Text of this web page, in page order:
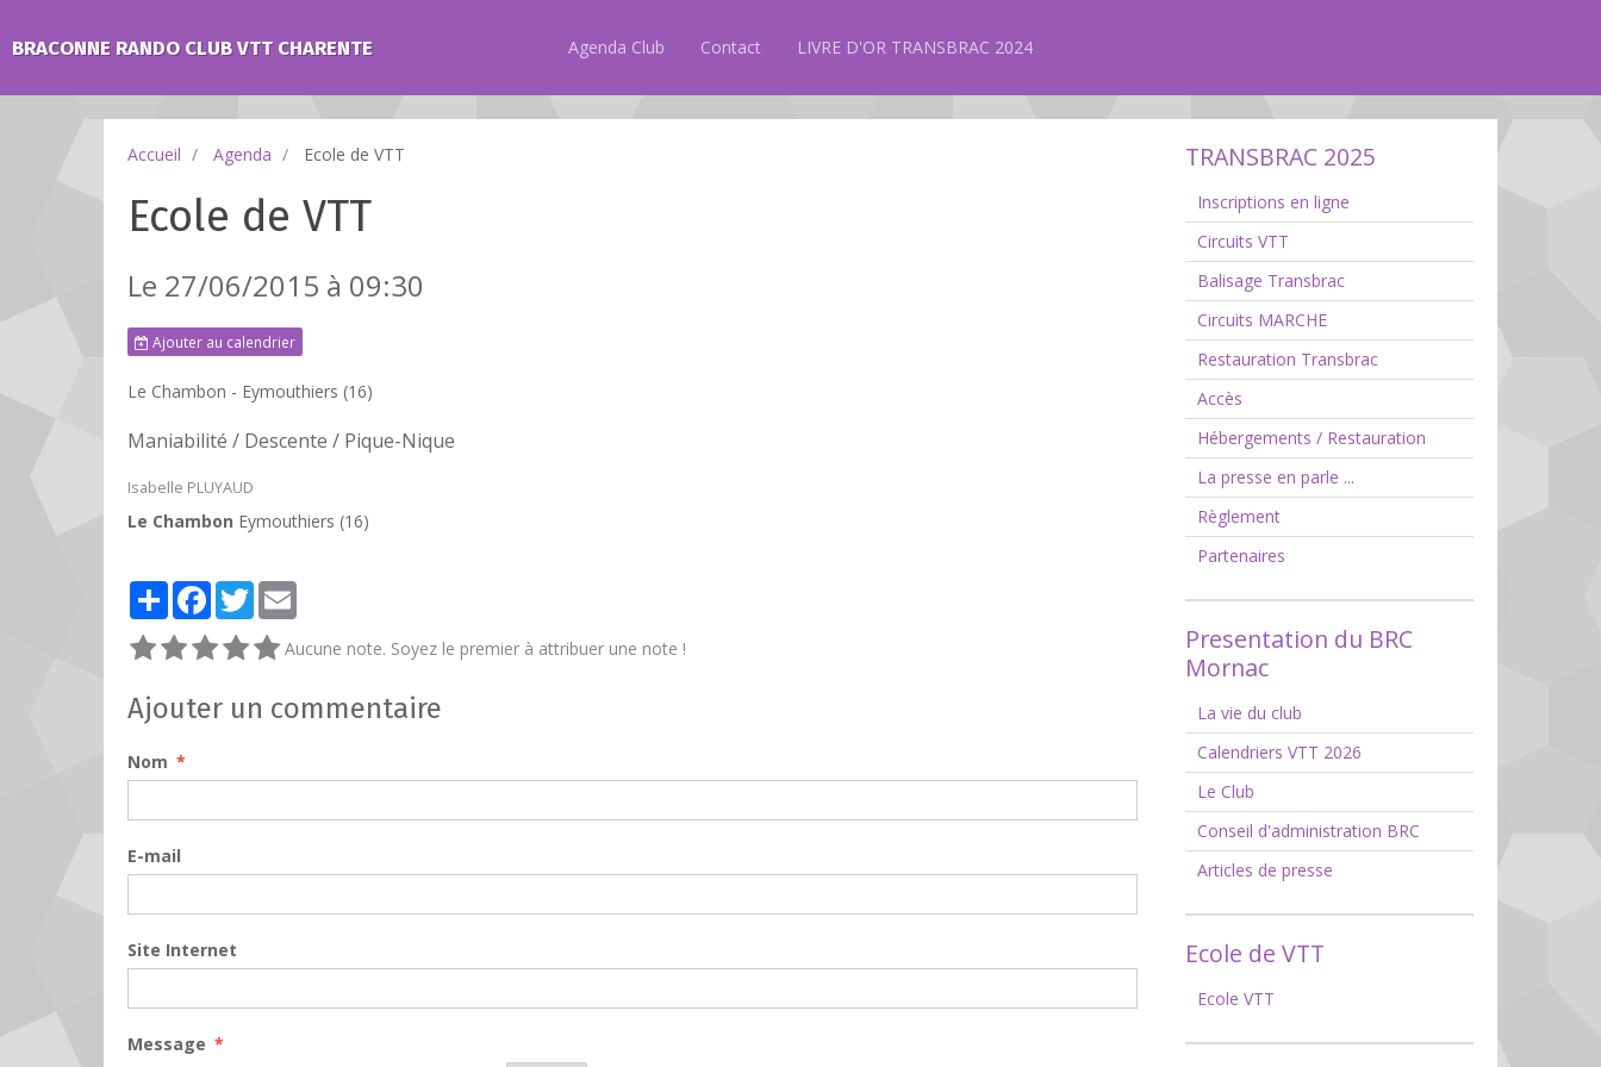
BRACONNE RANDO CLUB VTT CHARENTE Agenda Club Contact LIVRE D'OR TRANSBRAC 2024
Accueil Agenda Ecole de VTT
Ecole de VTT
Le 27/06/2015 à 09:30
Ajouter au calendrier
Le Chambon - Eymouthiers (16)
Maniabilité / Descente / Pique-Nique
Isabelle PLUYAUD
Le Chambon Eymouthiers (16)
PartagerFacebook
Twitter
Aucune note. Soyez le premier à attribuer une note !
Ajouter un commentaire
Nom
E-mail
Site Internet
Message
TRANSBRAC 2025
Inscriptions en ligne
Circuits VTT
Balisage Transbrac
Circuits MARCHE
Restauration Transbrac
Accès
Hébergements / Restauration
La presse en parle ...
Règlement
Partenaires
Presentation du BRC
Mornac
La vie du club
Calendriers VTT 2026
Le Club
Conseil d'administration BRC
Articles de presse
Ecole de VTT
Ecole VTT